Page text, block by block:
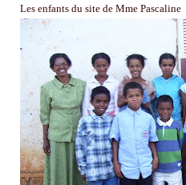
Les enfants du site de Mme Pascaline